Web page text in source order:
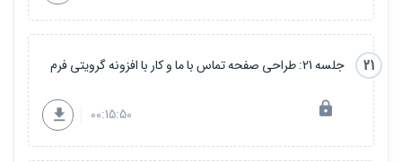
21 جلسه 21: طراحی صفحه تماس با ما و کار با افزونه گرویتی فرم
00:15:50